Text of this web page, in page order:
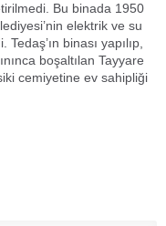
Bu binada 1950
elektrik ve su
binası yapılıp,
boşaltılan Tayyare
cemiyetine ev sahipliği